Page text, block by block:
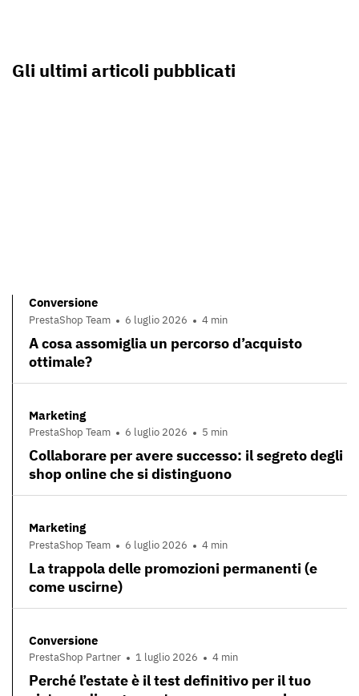
Gli ultimi articoli pubblicati
Conversione
PrestaShop Team 6 luglio 2026 4 min
A cosa assomiglia un percorso d’acquisto
ottimale?
Marketing
PrestaShop Team 6 luglio 2026 5 min
Collaborare per avere successo: il segreto degli
shop online che si distinguono
Marketing
PrestaShop Team 6 luglio 2026 4 min
La trappola delle promozioni permanenti (e
come uscirne)
Conversione
PrestaShop Partner 1 luglio 2026 4 min
Perché l’estate è il test definitivo per il tuo